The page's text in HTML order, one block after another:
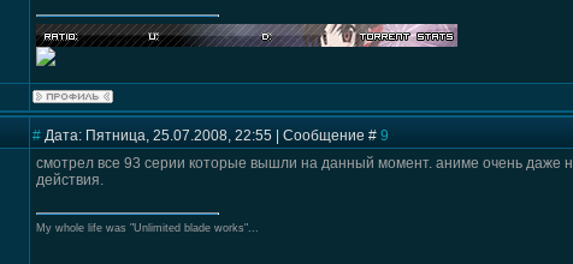
# Дата: Пятница, 25.07.2008, 22:55 | Сообщение # 9
смотрел все 93 серии которые вышли на данный момент. аниме очень даже
действия.
My whole life was "Unlimited blade works"...